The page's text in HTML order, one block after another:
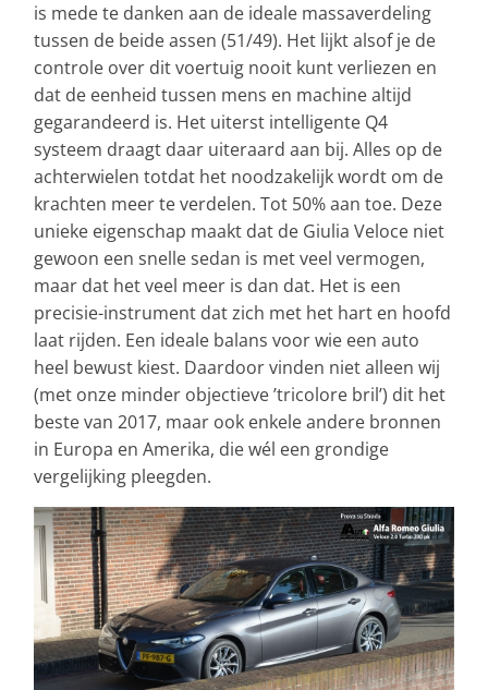
is mede te danken aan de ideale massaverdeling
tussen de beide assen (51/49). Het lijkt alsof je de
controle over dit voertuig nooit kunt verliezen en
dat de eenheid tussen mens en machine altijd
gegarandeerd is. Het uiterst intelligente Q4
systeem draagt daar uiteraard aan bij. Alles op de
achterwielen totdat het noodzakelijk wordt om de
krachten meer te verdelen. Tot 50% aan toe. Deze
unieke eigenschap maakt dat de Giulia Veloce niet
gewoon een snelle sedan is met veel vermogen,
maar dat het veel meer is dan dat. Het is een
precisie-instrument dat zich met het hart en hoofd
laat rijden. Een ideale balans voor wie een auto
heel bewust kiest. Daardoor vinden niet alleen wij
(met onze minder objectieve ’tricolore bril’) dit het
beste van 2017, maar ook enkele andere bronnen
in Europa en Amerika, die wél een grondige
vergelijking pleegden.